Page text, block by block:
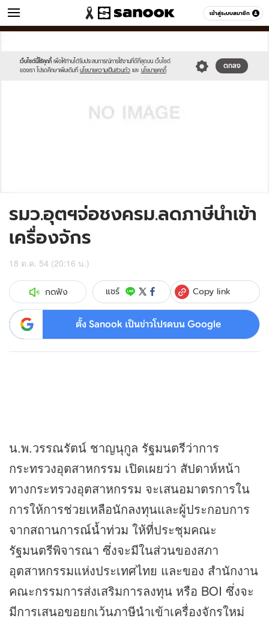
เข้าสู่ระบบสมาชิก
ข่าว หมวดอื่นๆ
เว็บไซต์นี้ใช้คุกกี้ เพื่อให้ท่านได้รับประสบการณ์การใช้งานที่ดีที่สุดบน เว็บไซต์
ของเรา โปรดศึกษาเพิ่มเติมที่ นโยบายความเป็นส่วนตัว และ นโยบายคุกกี้
ตกลง
sanook.png
image.jpg
รมว.อุตฯจ่อชงครม.ลดภาษีนำเข้า
เครื่องจักร
18 ต.ค. 54 (20:16 น.)
กดฟัง แชร์ Copy link
ตั้ง Sanook เป็นข่าวโปรดบน Google
น.พ.วรรณรัตน์ ชาญนุกูล รัฐมนตรีว่าการ
กระทรวงอุตสาหกรรม เปิดเผยว่า สัปดาห์หน้า
ทางกระทรวงอุตสาหกรรม จะเสนอมาตรการใน
การให้การช่วยเหลือนักลงทุนและผู้ประกอบการ
จากสถานการณ์น้ำท่วม ให้ที่ประชุมคณะ
รัฐมนตรีพิจารณา ซึ่งจะมีในส่วนของสภา
อุตสาหกรรมแห่งประเทศไทย และของ สำนักงาน
คณะกรรมการส่งเสริมการลงทุน หรือ BOI ซึ่งจะ
มีการเสนอขอยกเว้นภาษีนำเข้าเครื่องจักรใหม่